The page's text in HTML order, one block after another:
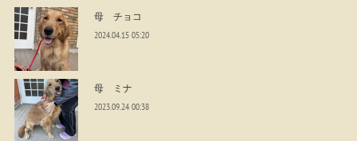
母 チョコ
2024.04.15 05:20
母 ミナ
2023.09.24 00:38